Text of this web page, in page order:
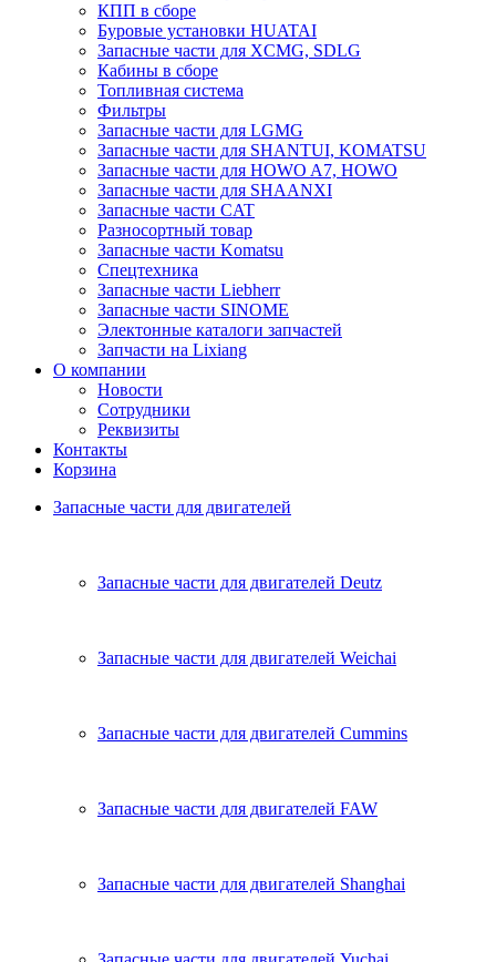
КПП в сборе
Буровые установки HUATAI
Запасные части для XCMG, SDLG
Кабины в сборе
Топливная система
Фильтры
Запасные части для LGMG
Запасные части для SHANTUI, KOMATSU
Запасные части для HOWO A7, HOWO
Запасные части для SHAANXI
Запасные части CAT
Разносортный товар
Запасные части Komatsu
Спецтехника
Запасные части Liebherr
Запасные части SINOME
Электонные каталоги запчастей
Запчасти на Lixiang
О компании
Новости
Сотрудники
Реквизиты
Контакты
Корзина
Запасные части для двигателей
Запасные части для двигателей Deutz
Запасные части для двигателей Weichai
Запасные части для двигателей Cummins
Запасные части для двигателей FAW
Запасные части для двигателей Shanghai